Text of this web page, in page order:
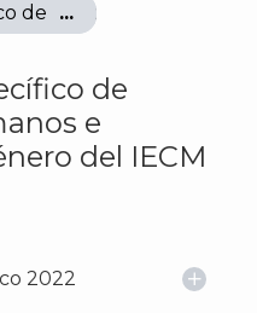
de Derechos Humanos
de
e
del IECM
2022